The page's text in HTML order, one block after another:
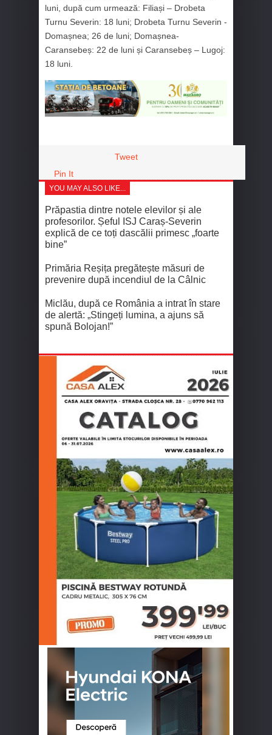
luni, după cum urmează: Filiași – Drobeta
Turnu Severin: 18 luni; Drobeta Turnu Severin -
Domașnea; 26 de luni; Domașnea-
Caransebeș: 22 de luni și Caransebeș – Lugoj:
18 luni.
Tweet
Pin It
YOU MAY ALSO LIKE...
Prăpastia dintre notele elevilor și ale
profesorilor. Șeful ISJ Caraș-Severin
explică de ce toți dascălii primesc „foarte
bine”
Primăria Reșița pregătește măsuri de
prevenire după incendiul de la Câlnic
Miclău, după ce România a intrat în stare
de alertă: „Stingeți lumina, a ajuns să
spună Bolojan!”